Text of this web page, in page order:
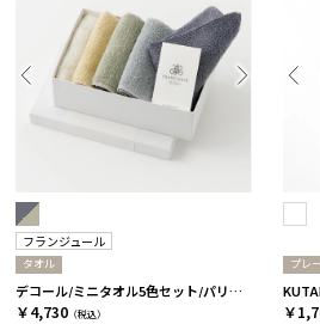
フランジュール
タオル
デコール/ミニタオル5色セット/パリの情景［フランジュール］
￥4,730 （税込）
プレ
￥